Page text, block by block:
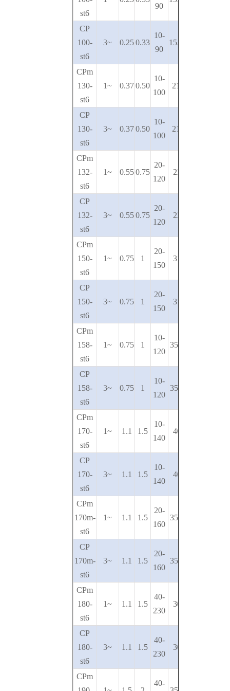
st6
90
CP
100-
st6
3~ 0.250.33
10-
90
15.5-6.5
CPm
130-
st6
1~ 0.370.50
10-
100
21.5-9
CP
130-
st6
3~ 0.370.50
10-
100
21.5-9
CPm
132-
st6
1~ 0.550.75
20-
120
23-12
CP
132-
st6
3~ 0.550.75
20-
120
23-12
CPm
150-
st6
1~ 0.75 1
20-
150
31-14
CP
150-
st6
3~ 0.75 1
20-
150
31-14
CPm
158-
st6
1~ 0.75 1
10-
120
35.5-19
CP
158-
st6
3~ 0.75 1
10-
120
35.5-19
CPm
170-
st6
1~ 1.1 1.5
10-
140
40-20
CP
170-
st6
3~ 1.1 1.5
10-
140
40-20
CPm
170m-
st6
1~ 1.1 1.5
20-
160
35.5-19
CP
170m-
st6
3~ 1.1 1.5
20-
160
35.5-19
CPm
180-
st6
1~ 1.1 1.5
40-
230
30-13
CP
180-
st6
3~ 1.1 1.5
40-
230
30-13
CPm
40-